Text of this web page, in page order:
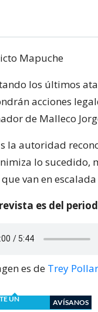
los últimos
acciones
de Malleco
la autoridad
lo sucedido,
que van en
es del
es de Trey
UN
AVÍSANOS